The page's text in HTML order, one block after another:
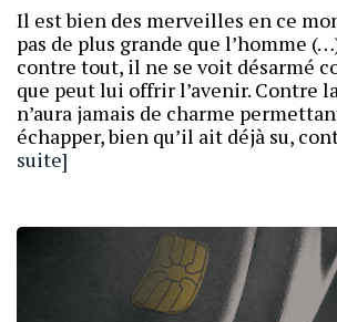
Il est bien des merveilles en ce
pas de plus grande que l’homme
contre tout, il ne se voit désarmé
que peut lui offrir l’avenir. Contre
n’aura jamais de charme
échapper, bien qu’il ait déjà su,
suite]